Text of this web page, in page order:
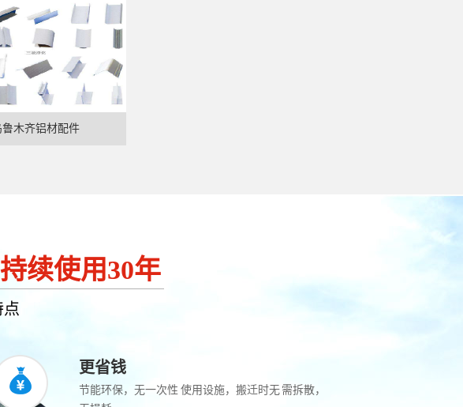
鲁木齐铝材配件
续使用30年
点
更省钱
节能环保，无一次性 使用设施，搬迁时无 需拆散，